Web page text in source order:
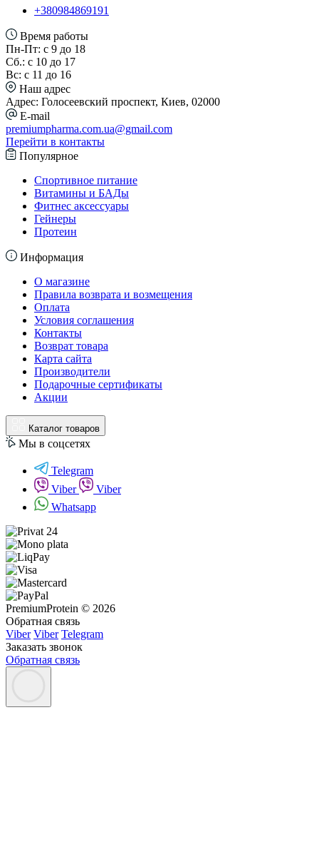
+380984869191
Время работы
Пн-Пт: с 9 до 18
Сб.: с 10 до 17
Вс: с 11 до 16
Наш адрес
Адрес: Голосеевский проспект, Киев, 02000
E-mail
premiumpharma.com.ua@gmail.com
Перейти в контакты
Популярное
Спортивное питание
Витамины и БАДы
Фитнес аксессуары
Гейнеры
Протеин
Информация
О магазине
Правила возврата и возмещения
Оплата
Условия соглашения
Контакты
Возврат товара
Карта сайта
Производители
Подарочные сертификаты
Акции
Каталог товаров
Мы в соцсетях
Telegram
Viber
Viber
Whatsapp
PremiumProtein © 2026
Обратная связь
Viber Viber Telegram
Заказать звонок
Обратная связь